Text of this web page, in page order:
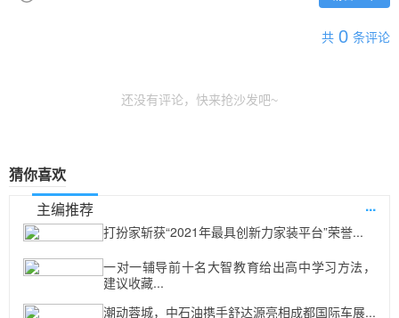
共 0 条评论
还没有评论，快来抢沙发吧~
猜你喜欢
主编推荐
...
打扮家斩获“2021年最具创新力家装平台”荣誉...
一对一辅导前十名大智教育给出高中学习方法，
建议收藏...
潮动蓉城，中石油携手舒达源亮相成都国际车展...